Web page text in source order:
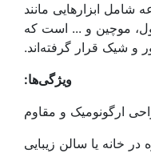
شامل ابزارهایی مانند
موچین و ... است که
شیک قرار گرفته‌اند.
ویژگی‌ها:
ارگونومیک و مقاوم
خانه یا سالن زیبایی